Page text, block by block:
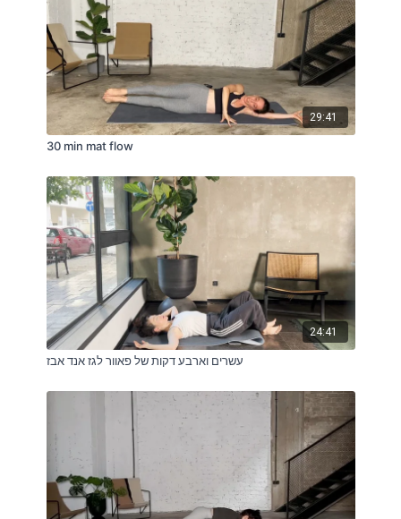
29:41
30 min mat flow
24:41
עשרים וארבע דקות של פאוור לגז אנד אבז